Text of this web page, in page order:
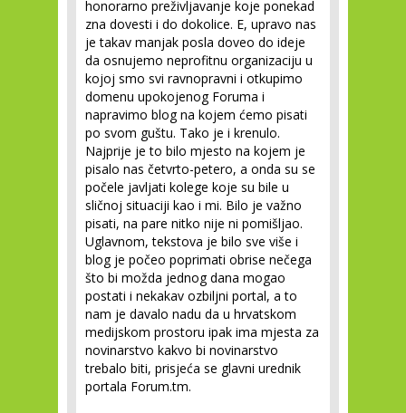
honorarno preživljavanje koje ponekad
zna dovesti i do dokolice. E, upravo nas
je takav manjak posla doveo do ideje
da osnujemo neprofitnu organizaciju u
kojoj smo svi ravnopravni i otkupimo
domenu upokojenog Foruma i
napravimo blog na kojem ćemo pisati
po svom guštu. Tako je i krenulo.
Najprije je to bilo mjesto na kojem je
pisalo nas četvrto-petero, a onda su se
počele javljati kolege koje su bile u
sličnoj situaciji kao i mi. Bilo je važno
pisati, na pare nitko nije ni pomišljao.
Uglavnom, tekstova je bilo sve više i
blog je počeo poprimati obrise nečega
što bi možda jednog dana mogao
postati i nekakav ozbiljni portal, a to
nam je davalo nadu da u hrvatskom
medijskom prostoru ipak ima mjesta za
novinarstvo kakvo bi novinarstvo
trebalo biti, prisjeća se glavni urednik
portala Forum.tm.